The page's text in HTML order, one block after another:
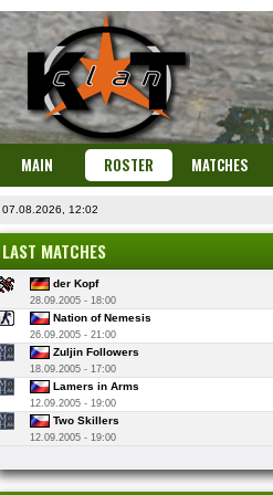
MAIN ROSTER MATCHES
07.08.2026, 12:02
LAST MATCHES
der Kopf
28.09.2005 - 18:00
Nation of Nemesis
26.09.2005 - 21:00
Zuljin Followers
18.09.2005 - 17:00
Lamers in Arms
12.09.2005 - 19:00
Two Skillers
12.09.2005 - 19:00